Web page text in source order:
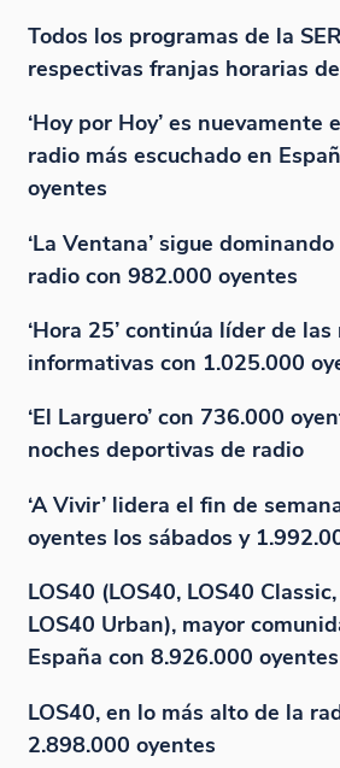
Todos los programas de la
respectivas franjas horarias
‘Hoy por Hoy’ es nuevamente
radio más escuchado en
oyentes
‘La Ventana’ sigue
radio con 982.000 oyentes
‘Hora 25’ continúa líder de las
informativas con 1.025.000
‘El Larguero’ con 736.000
noches deportivas de radio
‘A Vivir’ lidera el fin de
oyentes los sábados y
LOS40 (LOS40, LOS40
LOS40 Urban), mayor
España con 8.926.000
LOS40, en lo más alto de la
2.898.000 oyentes